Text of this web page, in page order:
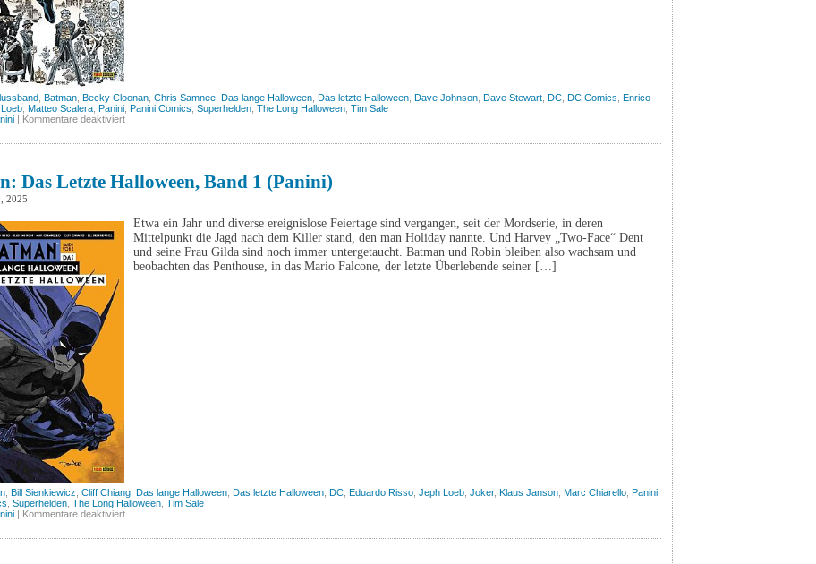
Batman Becky Cloonan Chris Samnee Das lange Halloween Das letzte Halloween Dave Johnson Dave Stewart DC DC Comics Enrico
Matteo Scalera Panini Panini Comics Superhelden The Long Halloween Tim Sale
| Kommentare deaktiviertfür
2
Das Letzte Halloween, Band 1 (Panini)
2025
Etwa ein Jahr und diverse ereignislose Feiertage sind vergangen, seit der Mordserie, in deren
Mittelpunkt die Jagd nach dem Killer stand, den man Holiday nannte. Und Harvey „Two-Face“ Dent
und seine Frau Gilda sind noch immer untergetaucht. Batman und Robin bleiben also wachsam und
beobachten das Penthouse, in das Mario Falcone, der letzte Überlebende seiner […]
Bill Sienkiewicz Cliff Chiang Das lange Halloween Das letzte Halloween DC Eduardo Risso Jeph Loeb Joker, Klaus Janson Marc Chiarello Panini
Superhelden The Long Halloween Tim Sale
| Kommentare deaktiviertfür